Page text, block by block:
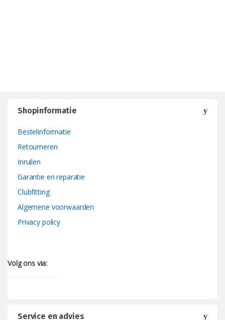
Shopinformatie
Bestelinformatie
Retourneren
Inruilen
Garantie en reparatie
Clubfitting
Algemene voorwaarden
Privacy policy
Volg ons via:
Service en advies